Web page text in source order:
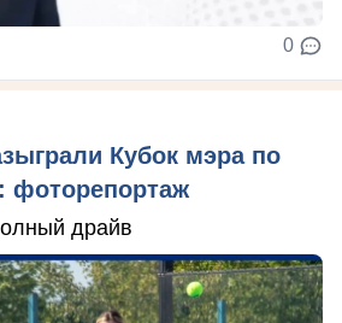
0
Кубок мэра по
фоторепортаж
драйв